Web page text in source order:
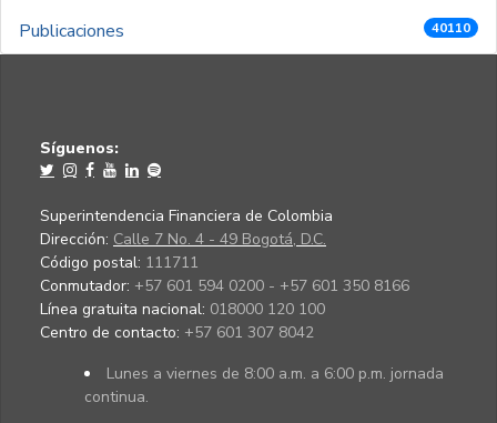
Publicaciones 40110
Síguenos:
Superintendencia Financiera de Colombia
Dirección: Calle 7 No. 4 - 49 Bogotá, D.C.
Código postal: 111711
Conmutador: +57 601 594 0200 - +57 601 350 8166
Línea gratuita nacional: 018000 120 100
Centro de contacto: +57 601 307 8042
Lunes a viernes de 8:00 a.m. a 6:00 p.m. jornada
continua.